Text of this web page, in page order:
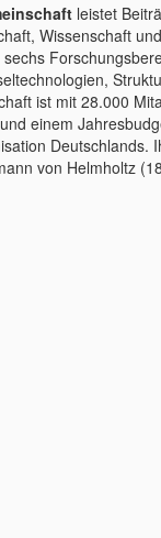
leistet
Wissenschaft
ist mit 28.000
einem
Deutschlands.
von Helmholtz